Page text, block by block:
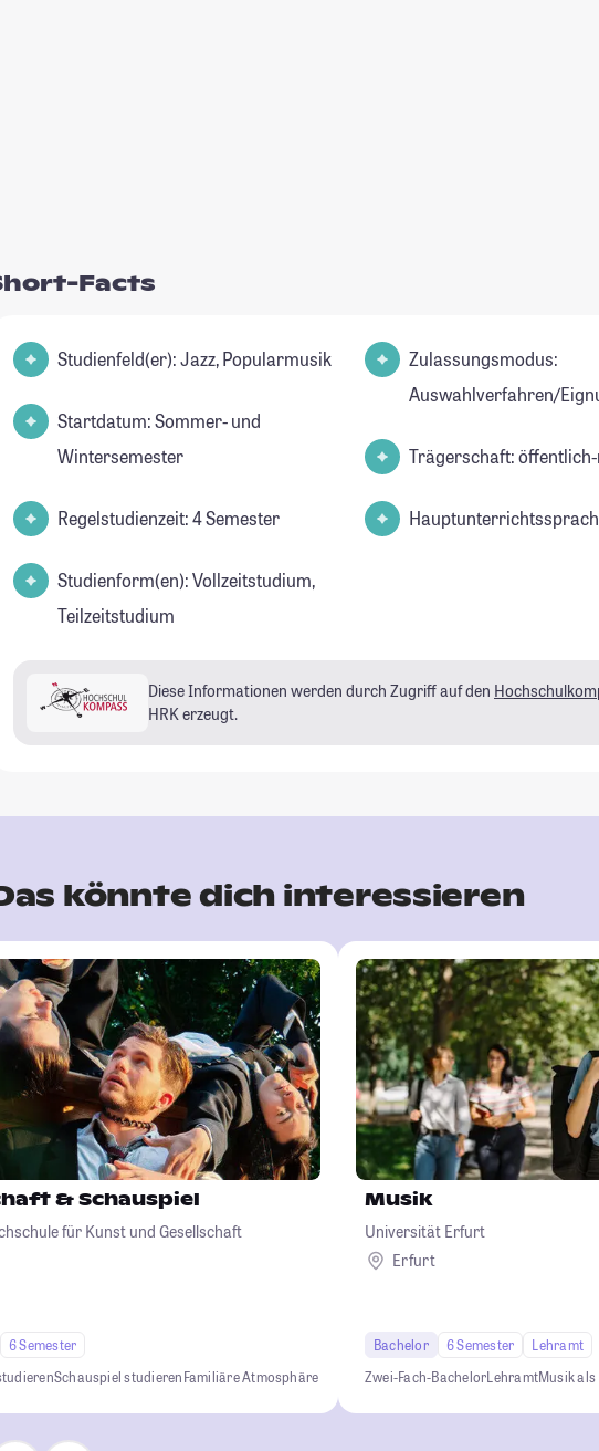
Facts
Studienfeld(er): Jazz, Popularmusik
Startdatum: Sommer- und
Wintersemester
Regelstudienzeit: 4 Semester
Studienform(en): Vollzeitstudium,
Teilzeitstudium
Zulassungsmodus:
Auswahlverfahren/
Trägerschaft:
Diese Informationen werden durch Zugriff auf den
HRK erzeugt.
könnte dich interessieren
& Schauspiel
für Kunst und Gesellschaft
6 Semester
Schauspiel studierenFamiliäre Atmosphäre
Musik
Universität Erfurt
Erfurt
Bachelor 6 Semester
Lehramt
Zwei-Fach-BachelorLehramtMusik als